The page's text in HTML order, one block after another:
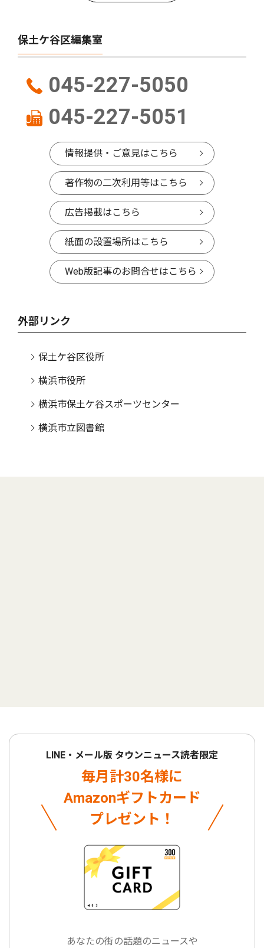
保土ケ谷区編集室
045-227-5050
045-227-5051
情報提供・ご意見はこちら
著作物の二次利用等はこちら
広告掲載はこちら
紙面の設置場所はこちら
Web版記事のお問合せはこちら
外部リンク
保土ケ谷区役所
横浜市役所
横浜市保土ケ谷スポーツセンター
横浜市立図書館
LINE・メール版 タウンニュース読者限定
毎月計30名様に
Amazonギフトカード
プレゼント！
あなたの街の話題のニュースや